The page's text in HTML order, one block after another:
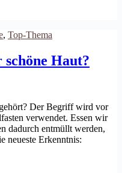
, Top-Thema
Haut?
Der Begriff wird vor
verwendet. Essen wir
dadurch entmüllt werden,
neueste Erkenntnis: